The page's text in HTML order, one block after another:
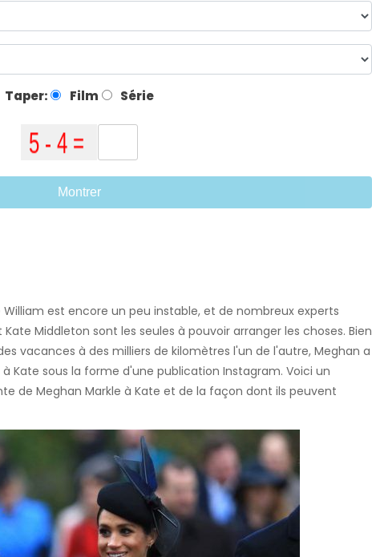
Taper: Film Série
Montrer
est encore un peu instable, et de nombreux experts
Middleton sont les seules à pouvoir arranger les choses. Bien
vacances à des milliers de kilomètres l'un de l'autre, Meghan a
Kate sous la forme d'une publication Instagram. Voici un
de Meghan Markle à Kate et de la façon dont ils peuvent